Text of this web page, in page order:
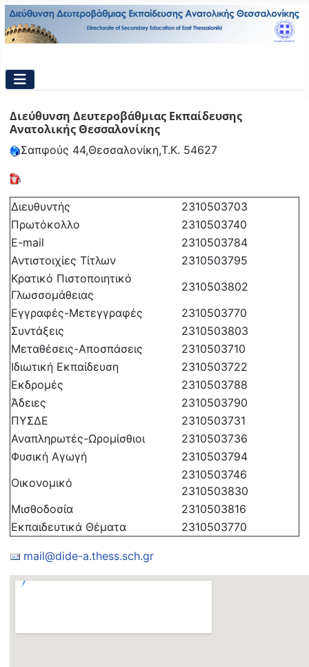
Διεύθυνση Δευτεροβάθμιας Εκπαίδευσης
Ανατολικής Θεσσαλονίκης
Σαπφούς 44,Θεσσαλονίκη,T.K. 54627
Διευθυντής
2310503703
Πρωτόκολλο
2310503740
E-mail
2310503784
Αντιστοιχίες Τίτλων
2310503795
Κρατικό Πιστοποιητικό
Γλωσσομάθειας
2310503802
Εγγραφές-Μετεγγραφές
2310503770
Συντάξεις
2310503803
Μεταθέσεις-Αποσπάσεις
2310503710
Ιδιωτική Εκπαίδευση
2310503722
Εκδρομές
2310503788
Άδειες
2310503790
ΠΥΣΔΕ
2310503731
Αναπληρωτές-Ωρομίσθιοι
2310503736
Φυσική Αγωγή
2310503794
Οικονομικό
2310503746
2310503830
Μισθοδοσία
2310503816
Εκπαιδευτικά Θέματα
2310503770
mail@dide-a.thess.sch.gr